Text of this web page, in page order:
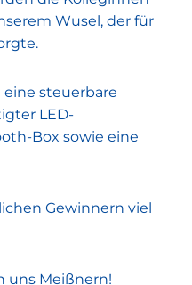
Wusel, der für
eine steuerbare
LED-
Box sowie eine
Gewinnern viel
uns Meißnern!